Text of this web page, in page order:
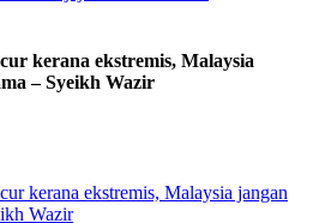
kerana ekstremis, Malaysia
– Syeikh Wazir